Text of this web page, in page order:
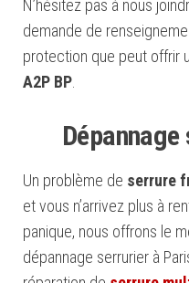
N’hésitez pas à nous
demande de
protection que peut offrir
A2P BP
Un problème de serrure
et vous n’arrivez plus à
panique, nous offrons le
dépannage serrurier à